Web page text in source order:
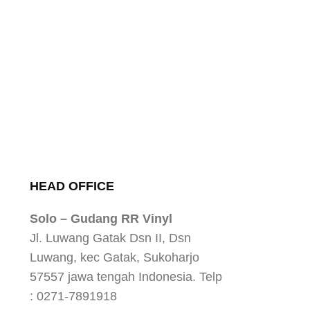
HEAD OFFICE
Solo – Gudang RR Vinyl
Jl. Luwang Gatak Dsn II, Dsn
Luwang, kec Gatak, Sukoharjo
57557 jawa tengah Indonesia. Telp
: 0271-7891918